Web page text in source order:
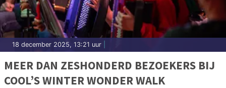
18 december 2025, 13:21 uur
MEER DAN ZESHONDERD BEZOEKERS BIJ
COOL’S WINTER WONDER WALK